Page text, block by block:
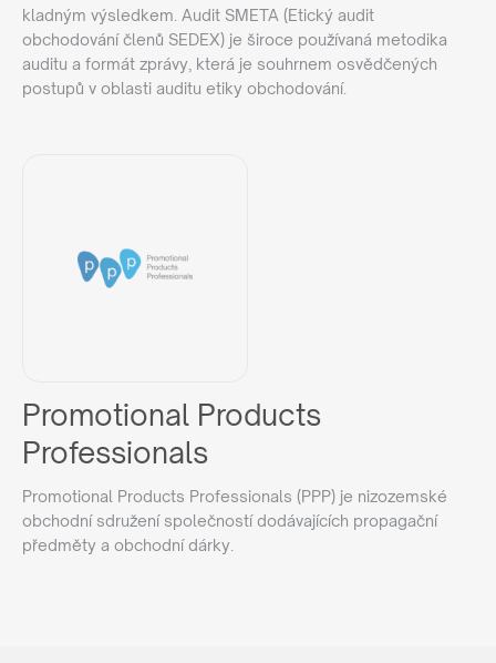
kladným výsledkem. Audit SMETA (Etický audit
obchodování členů SEDEX) je široce používaná metodika
auditu a formát zprávy, která je souhrnem osvědčených
postupů v oblasti auditu etiky obchodování.
Promotional Products
Professionals
Promotional Products Professionals (PPP) je nizozemské
obchodní sdružení společností dodávajících propagační
předměty a obchodní dárky.